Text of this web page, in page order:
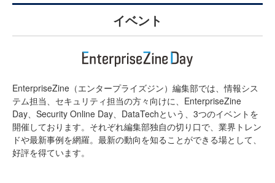
イベント
EnterpriseZine（エンタープライズジン）編集部では、情報シス
テム担当、セキュリティ担当の方々向けに、EnterpriseZine
Day、Security Online Day、DataTechという、3つのイベントを
開催しております。それぞれ編集部独自の切り口で、業界トレン
ドや最新事例を網羅。最新の動向を知ることができる場として、
好評を得ています。